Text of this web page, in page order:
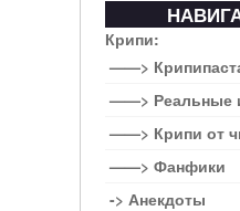
Крипи:
——>
——> Реальные
——> Крипи от
——> Фанфики
-> Анекдоты